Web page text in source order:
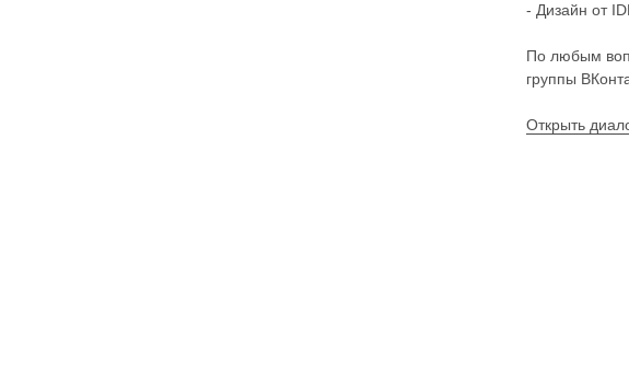
- Дизайн от
По любым
группы
Открыть